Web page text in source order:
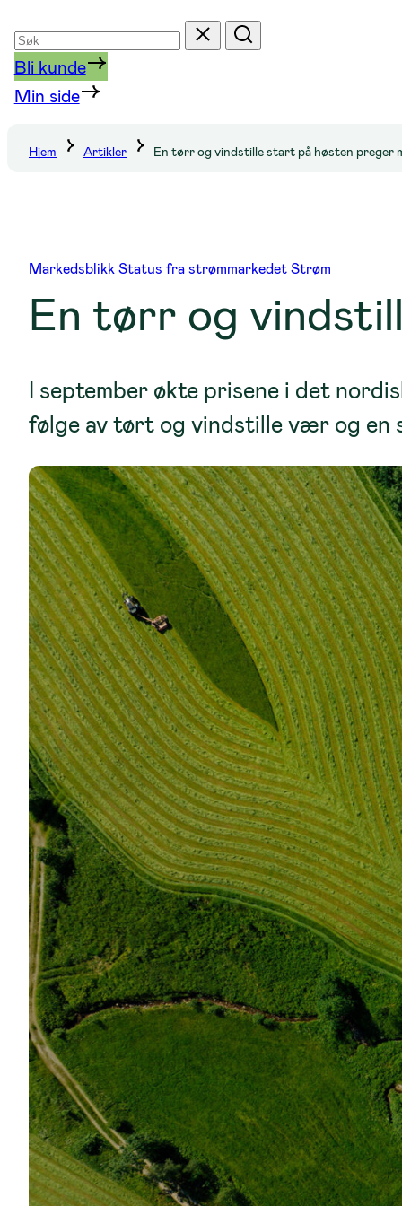
Søk
etter
Tilbakestill
Søk
Bli kunde
Min side
Hjem Artikler En tørr og vindstille start på høsten preger
MarkedsblikkStatus fra strømmarkedetStrøm
En tørr og
I september økte prisene i det
følge av tørt og vindstille vær og en